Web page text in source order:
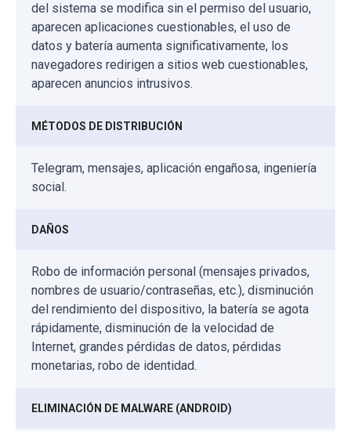
del sistema se modifica sin el permiso del usuario,
aparecen aplicaciones cuestionables, el uso de
datos y batería aumenta significativamente, los
navegadores redirigen a sitios web cuestionables,
aparecen anuncios intrusivos.
MÉTODOS DE DISTRIBUCIÓN
Telegram, mensajes, aplicación engañosa, ingeniería
social.
DAÑOS
Robo de información personal (mensajes privados,
nombres de usuario/contraseñas, etc.), disminución
del rendimiento del dispositivo, la batería se agota
rápidamente, disminución de la velocidad de
Internet, grandes pérdidas de datos, pérdidas
monetarias, robo de identidad.
ELIMINACIÓN DE MALWARE (ANDROID)